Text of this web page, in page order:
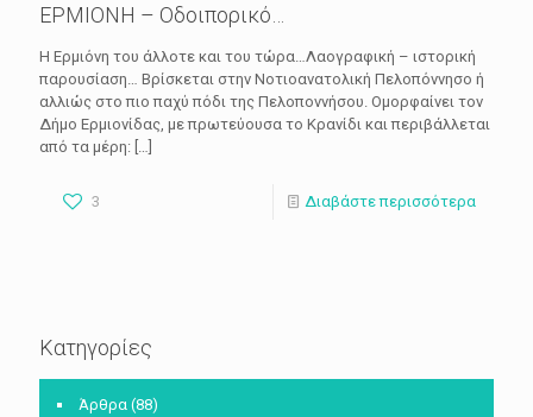
ΕΡΜΙΟΝΗ – Οδοιπορικό…
Η Ερμιόνη του άλλοτε και του τώρα…Λαογραφική – ιστορική
παρουσίαση… Βρίσκεται στην Νοτιοανατολική Πελοπόννησο ή
αλλιώς στο πιο παχύ πόδι της Πελοποννήσου. Ομορφαίνει τον
Δήμο Ερμιονίδας, με πρωτεύουσα το Κρανίδι και περιβάλλεται
από τα μέρη: […]
3 Διαβάστε περισσότερα
Κατηγορίες
Άρθρα (88)